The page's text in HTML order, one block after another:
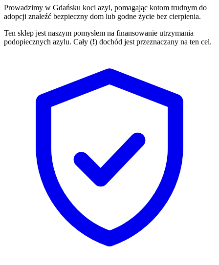
Prowadzimy w Gdańsku koci azyl, pomagając kotom trudnym do
adopcji znaleźć bezpieczny dom lub godne życie bez cierpienia.
Ten sklep jest naszym pomysłem na finansowanie utrzymania
podopiecznych azylu. Cały (!) dochód jest przeznaczany na ten cel.